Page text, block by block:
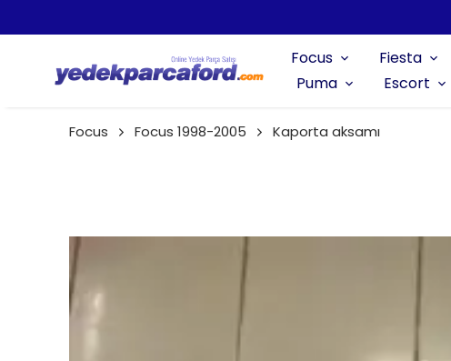
Focus Fiesta
Puma
Escort
Focus Focus 1998-2005 Kaporta aksamı